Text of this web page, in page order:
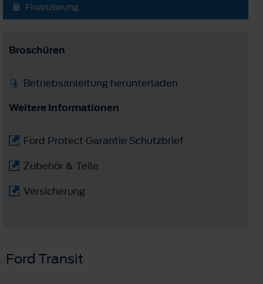
Finanzierung
Broschüren
Betriebsanleitung herunterladen
Weitere Informationen
Ford Protect Garantie Schutzbrief
Zubehör & Teile
Versicherung
Ford Transit